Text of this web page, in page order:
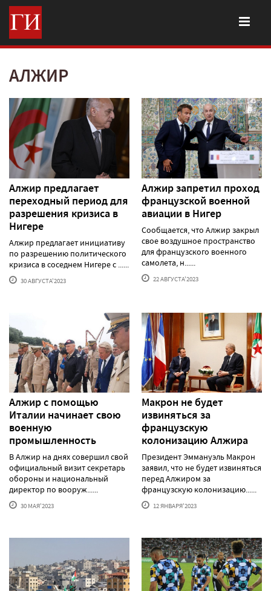
АЛЖИР
Алжир предлагает
переходный период для
разрешения кризиса в
Нигере
Алжир предлагает инициативу
по разрешению политического
кризиса в соседнем Нигере с ......
30 АВГУСТА'2023
Алжир запретил проход
французской военной
авиации в Нигер
Сообщается, что Алжир закрыл
свое воздушное пространство
для французского военного
самолета, н......
22 АВГУСТА'2023
Алжир с помощью
Италии начинает свою
военную
промышленность
В Алжир на днях совершил свой
официальный визит секретарь
обороны и национальный
директор по вооруж......
30 МАЯ'2023
Макрон не будет
извиняться за
французскую
колонизацию Алжира
Президент Эммануэль Макрон
заявил, что не будет извиняться
перед Алжиром за
французскую колонизацию......
12 ЯНВАРЯ'2023